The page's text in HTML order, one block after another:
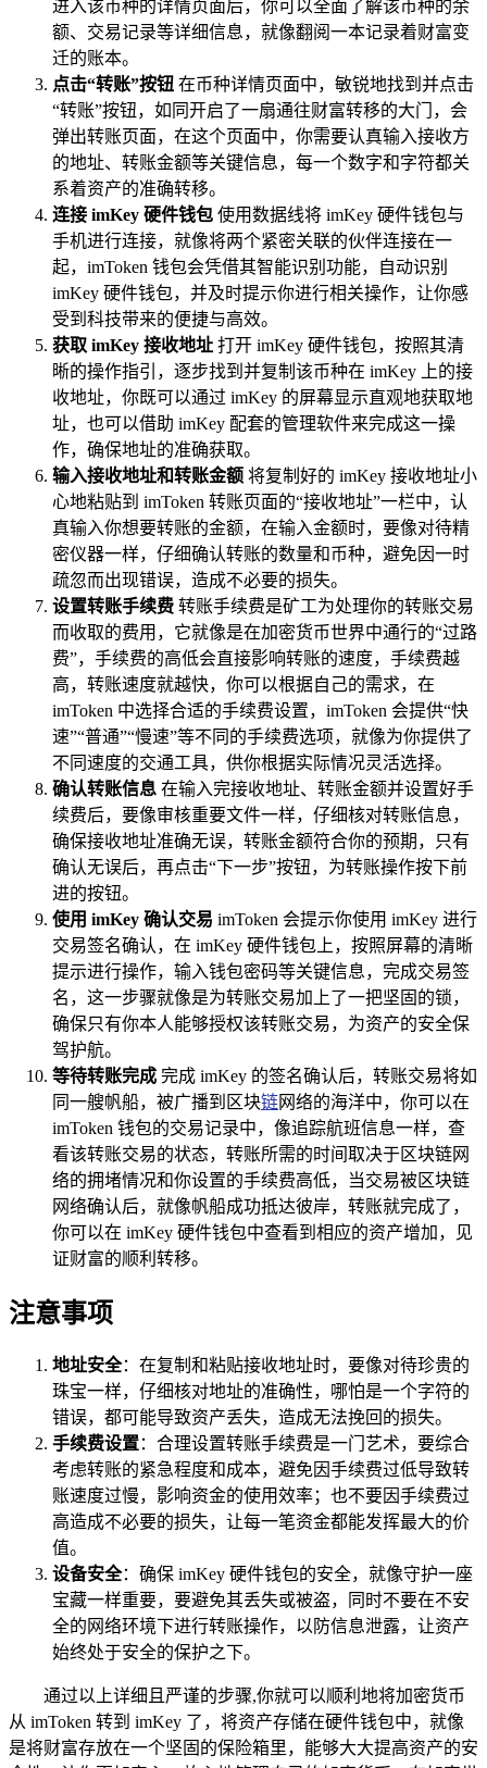
进入该币种的详情页面后，你可以全面了解该币种的余
额、交易记录等详细信息，就像翻阅一本记录着财富变
迁的账本。
点击“转账”按钮 在币种详情页面中，敏锐地找到并点击
“转账”按钮，如同开启了一扇通往财富转移的大门，会
弹出转账页面，在这个页面中，你需要认真输入接收方
的地址、转账金额等关键信息，每一个数字和字符都关
系着资产的准确转移。
连接 imKey 硬件钱包 使用数据线将 imKey 硬件钱包与
手机进行连接，就像将两个紧密关联的伙伴连接在一
起，imToken 钱包会凭借其智能识别功能，自动识别
imKey 硬件钱包，并及时提示你进行相关操作，让你感
受到科技带来的便捷与高效。
获取 imKey 接收地址 打开 imKey 硬件钱包，按照其清
晰的操作指引，逐步找到并复制该币种在 imKey 上的接
收地址，你既可以通过 imKey 的屏幕显示直观地获取地
址，也可以借助 imKey 配套的管理软件来完成这一操
作，确保地址的准确获取。
输入接收地址和转账金额 将复制好的 imKey 接收地址小
心地粘贴到 imToken 转账页面的“接收地址”一栏中，认
真输入你想要转账的金额，在输入金额时，要像对待精
密仪器一样，仔细确认转账的数量和币种，避免因一时
疏忽而出现错误，造成不必要的损失。
设置转账手续费 转账手续费是矿工为处理你的转账交易
而收取的费用，它就像是在加密货币世界中通行的“过路
费”，手续费的高低会直接影响转账的速度，手续费越
高，转账速度就越快，你可以根据自己的需求，在
imToken 中选择合适的手续费设置，imToken 会提供“快
速”“普通”“慢速”等不同的手续费选项，就像为你提供了
不同速度的交通工具，供你根据实际情况灵活选择。
确认转账信息 在输入完接收地址、转账金额并设置好手
续费后，要像审核重要文件一样，仔细核对转账信息，
确保接收地址准确无误，转账金额符合你的预期，只有
确认无误后，再点击“下一步”按钮，为转账操作按下前
进的按钮。
使用 imKey 确认交易 imToken 会提示你使用 imKey 进行
交易签名确认，在 imKey 硬件钱包上，按照屏幕的清晰
提示进行操作，输入钱包密码等关键信息，完成交易签
名，这一步骤就像是为转账交易加上了一把坚固的锁，
确保只有你本人能够授权该转账交易，为资产的安全保
驾护航。
等待转账完成 完成 imKey 的签名确认后，转账交易将如
同一艘帆船，被广播到区块链网络的海洋中，你可以在
imToken 钱包的交易记录中，像追踪航班信息一样，查
看该转账交易的状态，转账所需的时间取决于区块链网
络的拥堵情况和你设置的手续费高低，当交易被区块链
网络确认后，就像帆船成功抵达彼岸，转账就完成了，
你可以在 imKey 硬件钱包中查看到相应的资产增加，见
证财富的顺利转移。
注意事项
地址安全：在复制和粘贴接收地址时，要像对待珍贵的
珠宝一样，仔细核对地址的准确性，哪怕是一个字符的
错误，都可能导致资产丢失，造成无法挽回的损失。
手续费设置：合理设置转账手续费是一门艺术，要综合
考虑转账的紧急程度和成本，避免因手续费过低导致转
账速度过慢，影响资金的使用效率；也不要因手续费过
高造成不必要的损失，让每一笔资金都能发挥最大的价
值。
设备安全：确保 imKey 硬件钱包的安全，就像守护一座
宝藏一样重要，要避免其丢失或被盗，同时不要在不安
全的网络环境下进行转账操作，以防信息泄露，让资产
始终处于安全的保护之下。
通过以上详细且严谨的步骤,你就可以顺利地将加密货币
从 imToken 转到 imKey 了，将资产存储在硬件钱包中，就像
是将财富存放在一个坚固的保险箱里，能够大大提高资产的安